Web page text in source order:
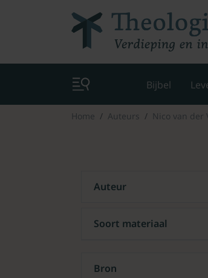
Bijbel
Home Auteurs Nico van der
Auteur
Soort materiaal
Bron